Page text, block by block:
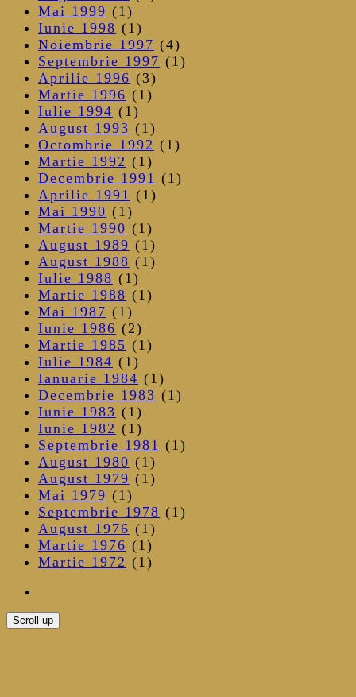
Mai 1999 (1)
Iunie 1998 (1)
Noiembrie 1997 (4)
Septembrie 1997 (1)
Aprilie 1996 (3)
Martie 1996 (1)
Iulie 1994 (1)
August 1993 (1)
Octombrie 1992 (1)
Martie 1992 (1)
Decembrie 1991 (1)
Aprilie 1991 (1)
Mai 1990 (1)
Martie 1990 (1)
August 1989 (1)
August 1988 (1)
Iulie 1988 (1)
Martie 1988 (1)
Mai 1987 (1)
Iunie 1986 (2)
Martie 1985 (1)
Iulie 1984 (1)
Ianuarie 1984 (1)
Decembrie 1983 (1)
Iunie 1983 (1)
Iunie 1982 (1)
Septembrie 1981 (1)
August 1980 (1)
August 1979 (1)
Mai 1979 (1)
Septembrie 1978 (1)
August 1976 (1)
Martie 1976 (1)
Martie 1972 (1)
Scroll up